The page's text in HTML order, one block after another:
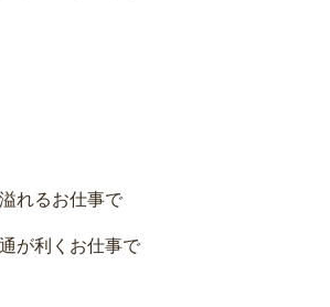
れるお仕事で
が利くお仕事で